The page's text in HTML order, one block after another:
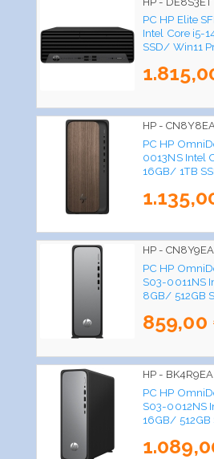
PC HP Elite
Intel Core i5-
SSD/ Win11
HP -
PC HP
0013NS Intel
16GB/ 1TB
HP - CN8Y9EA
PC HP
S03-0011NS
8GB/ 512GB
HP - BK4R9EA
PC HP
S03-0012NS
16GB/